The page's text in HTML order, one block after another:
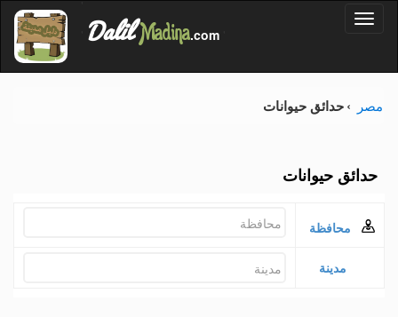
'
Dalil Madina.com
مصر حدائق حيوانات
حدائق حيوانات
محافظة
مدينة